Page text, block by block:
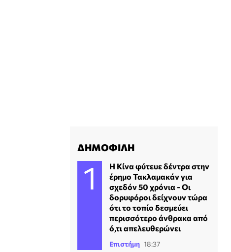
ΔΗΜΟΦΙΛΗ
Η Κίνα φύτευε δέντρα στην
έρημο Τακλαμακάν για
σχεδόν 50 χρόνια - Οι
δορυφόροι δείχνουν τώρα
ότι το τοπίο δεσμεύει
περισσότερο άνθρακα από
ό,τι απελευθερώνει
Επιστήμη 18:37